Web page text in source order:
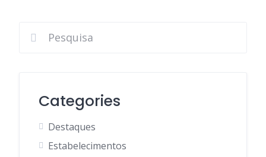
Categories
Destaques
Estabelecimentos